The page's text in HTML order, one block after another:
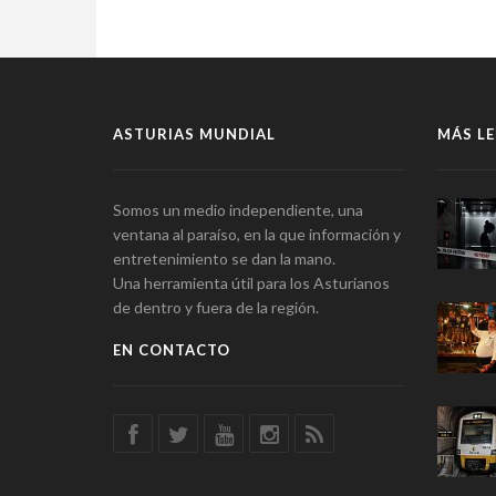
ASTURIAS MUNDIAL
Somos un medio independiente, una
ventana al paraíso, en la que información y
entretenimiento se dan la mano.
Una herramienta útil para los Asturianos
de dentro y fuera de la región.
EN CONTACTO
MÁS